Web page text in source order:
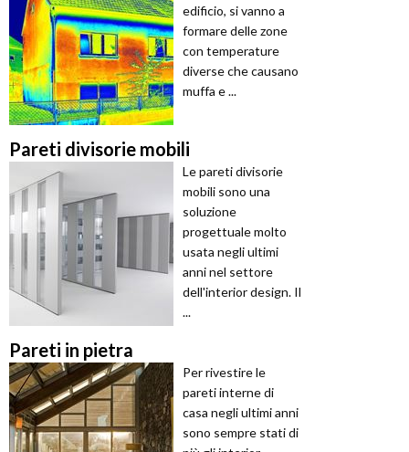
edificio, si vanno a
formare delle zone
con temperature
diverse che causano
muffa e ...
Pareti divisorie mobili
Le pareti divisorie
mobili sono una
soluzione
progettuale molto
usata negli ultimi
anni nel settore
dell'interior design. Il
...
Pareti in pietra
Per rivestire le
pareti interne di
casa negli ultimi anni
sono sempre stati di